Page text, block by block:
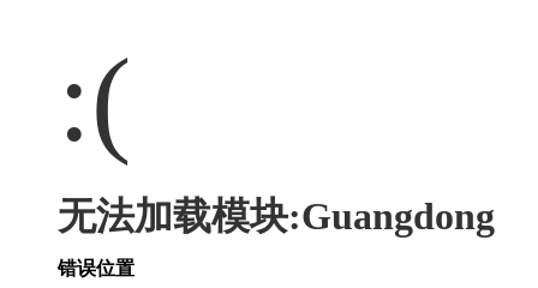
:(
无法加载模块:Guangdong
错误位置